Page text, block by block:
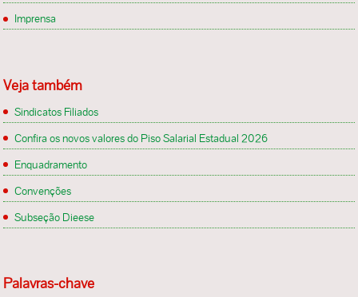
Imprensa
Veja também
Sindicatos Filiados
Confira os novos valores do Piso Salarial Estadual 2026
Enquadramento
Convenções
Subseção Dieese
Palavras-chave